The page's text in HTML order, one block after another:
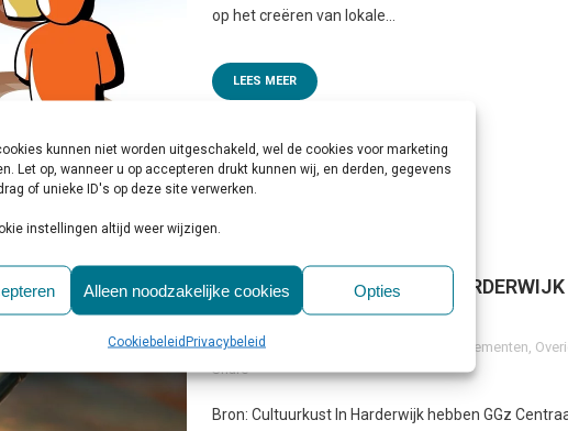
kunnen niet worden uitgeschakeld, wel de cookies voor marketing
Let op, wanneer u op accepteren drukt kunnen wij, en derden, gegevens
of unieke ID's op deze site verwerken.
instellingen altijd weer wijzigen.
Alleen noodzakelijke cookies Opties
CookiebeleidPrivacybeleid
op het creëren van lokale...
LEES MEER
12 JANOPEN ATELIER IN
VIA KUNSTLESSEN
Geplaatst op 10:00h Activiteiten & Evenementen,
Share
Bron: Cultuurkust In Harderwijk hebben GGz